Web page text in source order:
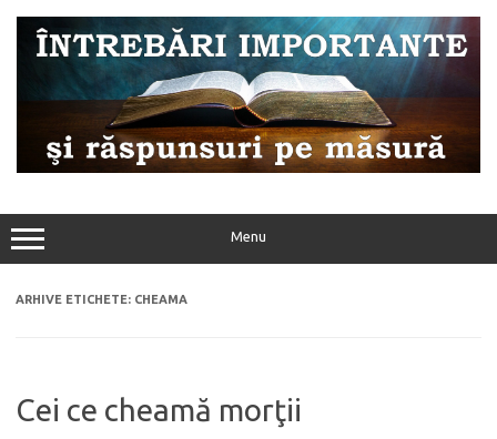
conținut
Menu
ARHIVE ETICHETE: CHEAMA
Cei ce cheamă morţii